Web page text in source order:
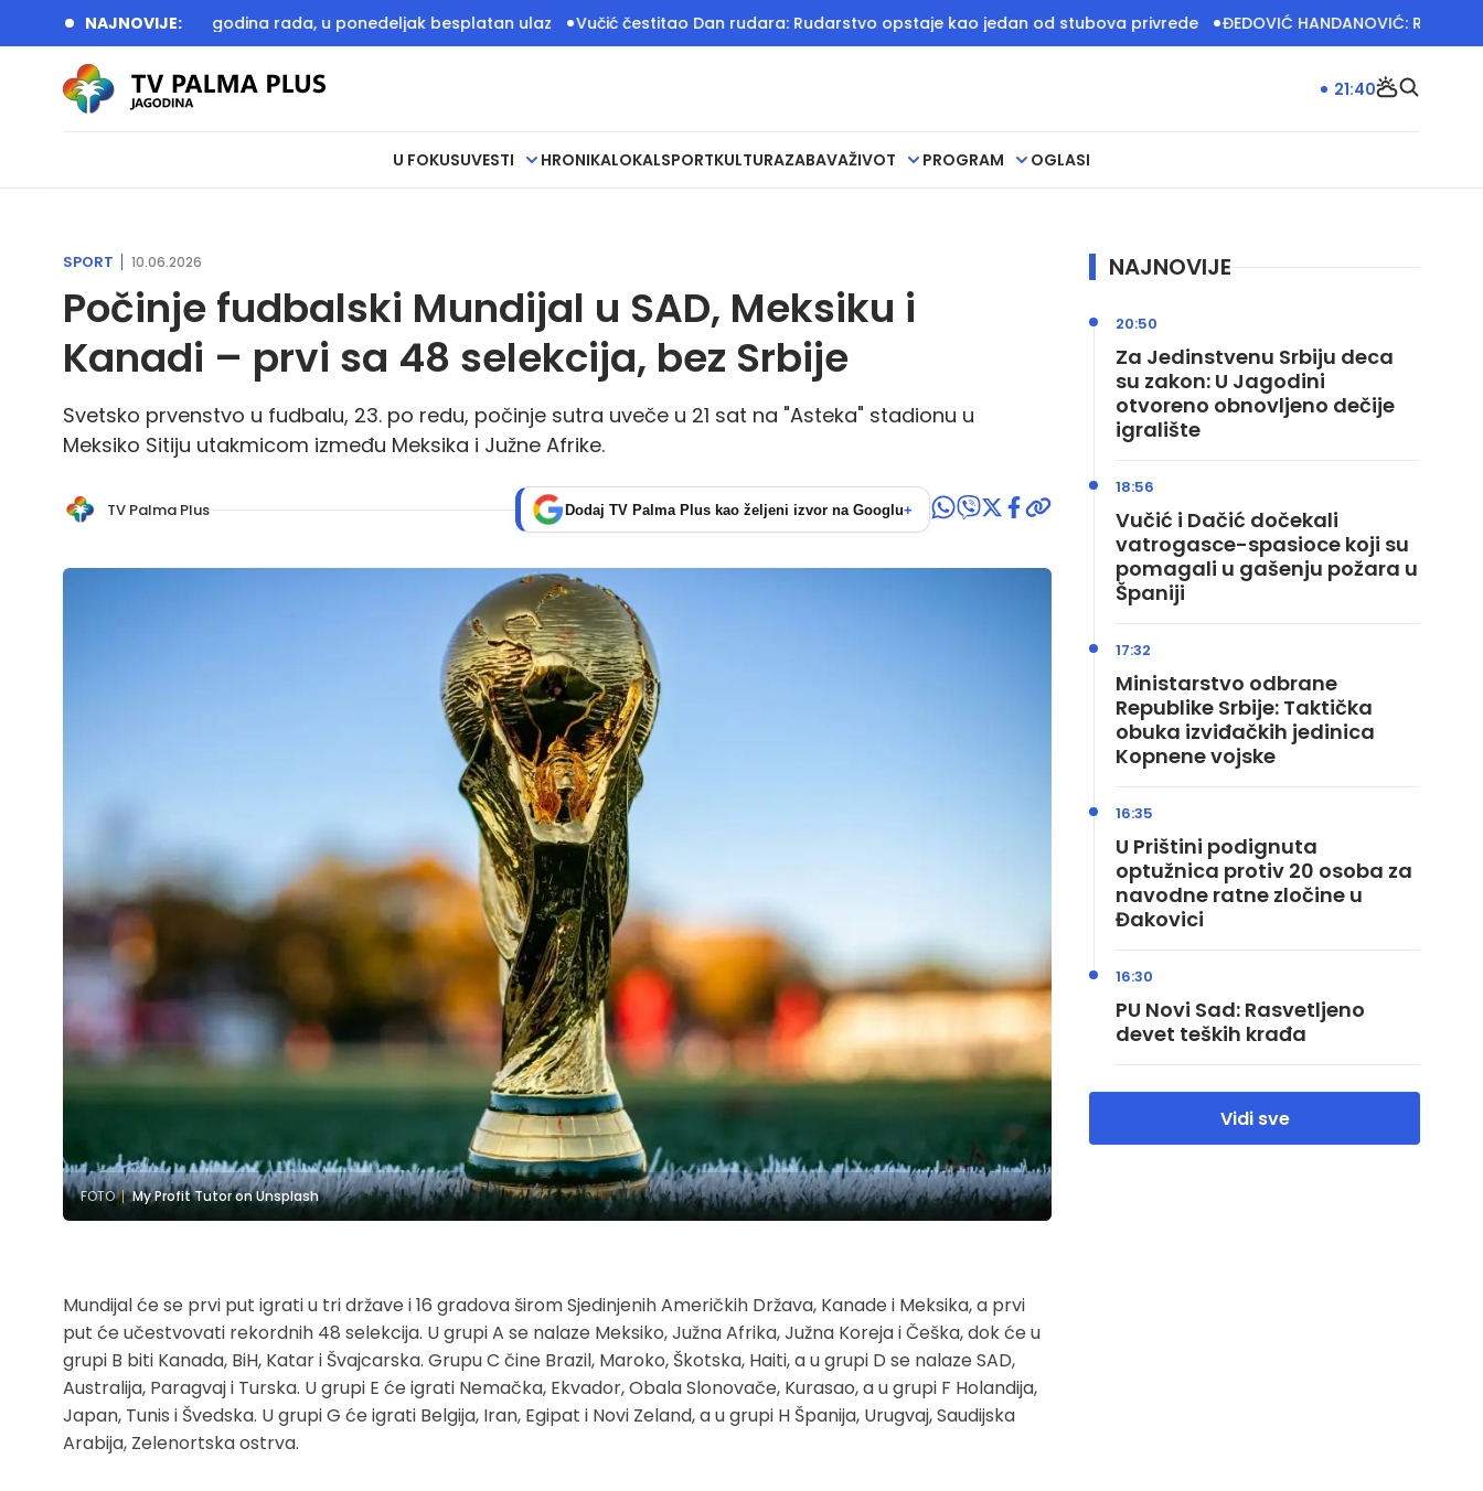
NAJNOVIJE:
obeležava 20 godina rada, u ponedeljak besplatan ulaz Vučić čestitao Dan rudara: Rudarstvo opstaje kao jedan od stubova privrede ĐEDOVIĆ HANDANOVIĆ: Rudari čuvaju
U FOKUSUVESTI HRONIKALOKALSPORTKULTURAZABAVAŽIVOT PROGRAM OGLASI
21:40
SPORT 10.06.2026
Počinje fudbalski Mundijal u SAD, Meksiku i
Kanadi – prvi sa 48 selekcija, bez Srbije
Svetsko prvenstvo u fudbalu, 23. po redu, počinje sutra uveče u 21 sat na "Asteka" stadionu u
Meksiko Sitiju utakmicom između Meksika i Južne Afrike.
TV Palma Plus Dodaj TV Palma Plus kao željeni izvor na Googlu+
FOTO My Profit Tutor on Unsplash
Mundijal će se prvi put igrati u tri države i 16 gradova širom Sjedinjenih Američkih Država, Kanade i Meksika, a prvi
put će učestvovati rekordnih 48 selekcija. U grupi A se nalaze Meksiko, Južna Afrika, Južna Koreja i Češka, dok će u
grupi B biti Kanada, BiH, Katar i Švajcarska. Grupu C čine Brazil, Maroko, Škotska, Haiti, a u grupi D se nalaze SAD,
Australija, Paragvaj i Turska. U grupi E će igrati Nemačka, Ekvador, Obala Slonovače, Kurasao, a u grupi F Holandija,
Japan, Tunis i Švedska. U grupi G će igrati Belgija, Iran, Egipat i Novi Zeland, a u grupi H Španija, Urugvaj, Saudijska
Arabija, Zelenortska ostrva.
NAJNOVIJE
Za Jedinstvenu Srbiju deca
su zakon: U Jagodini
otvoreno obnovljeno dečije
igralište
20:50
Vučić i Dačić dočekali
vatrogasce-spasioce koji su
pomagali u gašenju požara u
Španiji
18:56
Ministarstvo odbrane
Republike Srbije: Taktička
obuka izviđačkih jedinica
Kopnene vojske
17:32
U Prištini podignuta
optužnica protiv 20 osoba za
navodne ratne zločine u
Đakovici
16:35
PU Novi Sad: Rasvetljeno
devet teških krađa
16:30
Vidi sve